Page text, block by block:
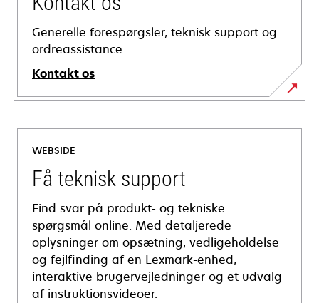
Generelle forespørgsler, teknisk support og
ordreassistance.
Kontakt os
WEBSIDE
Få teknisk support
Find svar på produkt- og tekniske
spørgsmål online. Med detaljerede
oplysninger om opsætning, vedligeholdelse
og fejlfinding af en Lexmark-enhed,
interaktive brugervejledninger og et udvalg
af instruktionsvideoer.